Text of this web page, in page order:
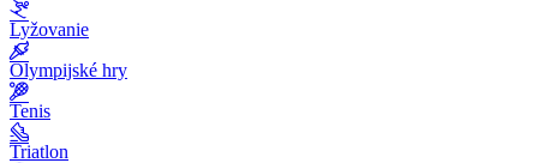
Lyžovanie
Olympijské hry
Tenis
Triatlon